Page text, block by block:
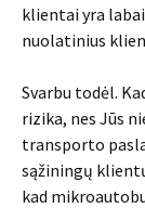
klientai yra
nuolatinius
Svarbu todėl.
rizika, nes Jūs
transporto
sąžiningų
kad